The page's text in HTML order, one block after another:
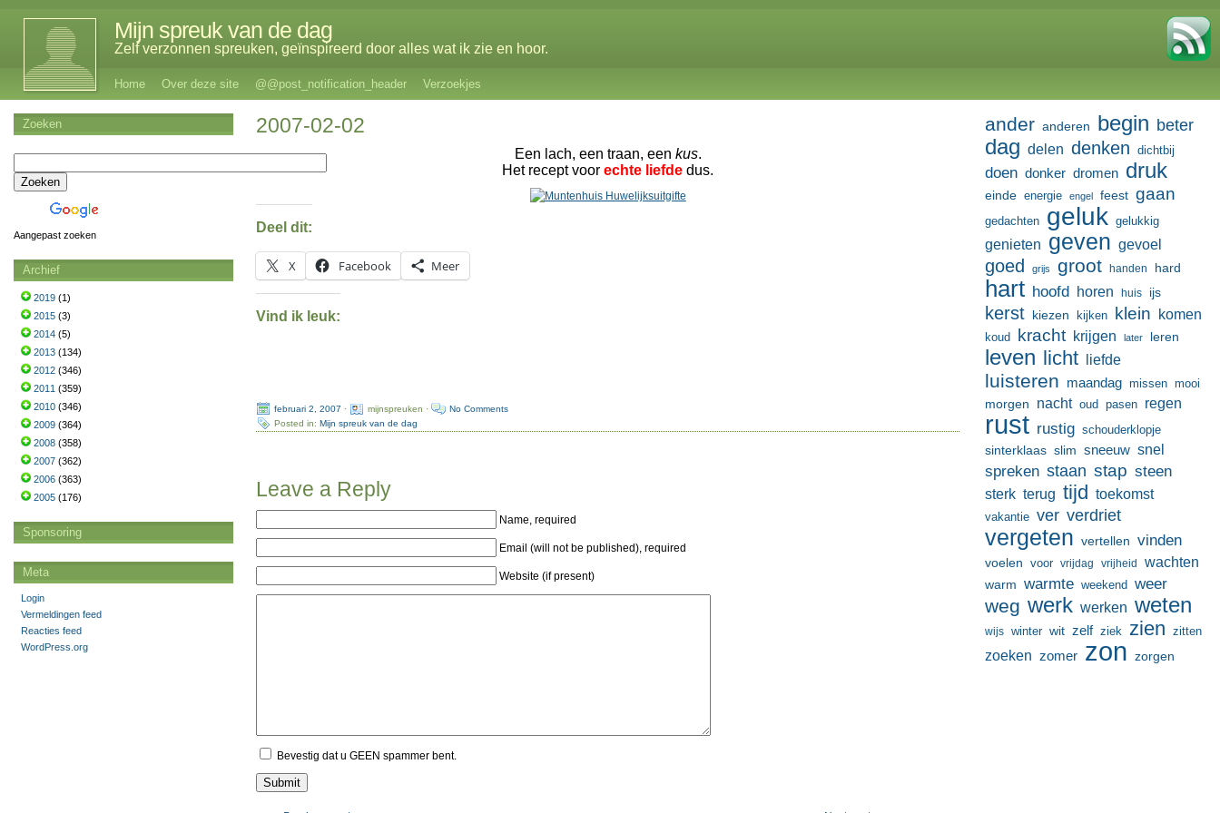
Mijn spreuk van de dag
Zelf verzonnen spreuken, geïnspireerd door alles wat ik zie en hoor.
Home Over deze site @@post_notification_header Verzoekjes
2007-02-02
Een lach, een traan, een kus.
Het recept voorechte liefde dus.
Deel dit:
X Facebook Meer
Vind ik leuk:
februari 2, 2007 · mijnspreuken ·
No Comments
Posted in:Mijn spreuk van de dag
Leave a Reply
Name, required
Email (will not be published), required
Website (if present)
Bevestig dat u GEEN spammer bent.
ander anderen begin beter
dag delen denken dichtbij
doen donker dromen druk
einde energie engel feest gaan
gedachten geluk gelukkig
genieten geven gevoel
goed grijs groot handen hard
hart hoofd horen huis ijs
kerst kiezen kijken klein komen
koud kracht krijgen later leren
leven licht liefde
luisteren maandag missen mooi
morgen nacht oud pasen regen
rust rustig schouderklopje
sinterklaas slim sneeuw snel
spreken staan stap steen
sterk terug tijd toekomst
vakantie ver verdriet
vergeten vertellen vinden
voelen voor vrijdag vrijheid wachten
warm warmte weekend weer
weg werk werken weten
wijs winter wit zelf ziek zien zitten
zoeken zomer zon zorgen
Zoeken
Aangepast zoeken
Archief
2019 (1)
2015 (3)
2014 (5)
2013 (134)
2012 (346)
2011 (359)
2010 (346)
2009 (364)
2008 (358)
2007 (362)
2006 (363)
2005 (176)
Sponsoring
Meta
Login
Vermeldingen feed
Reacties feed
WordPress.org